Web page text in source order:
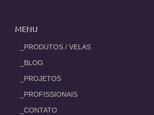
MENU
_PRODUTOS / VELAS
_BLOG
_PROJETOS
_PROFISSIONAIS
_CONTATO